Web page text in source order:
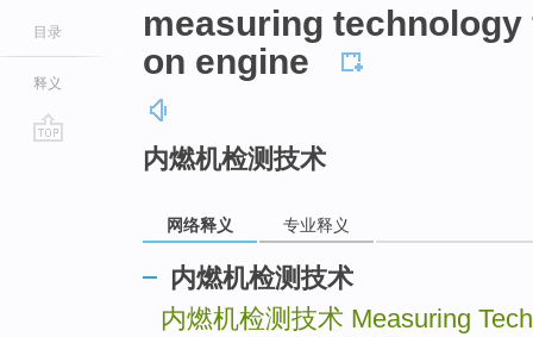
目录
释义
measuring
on engine
内燃机检测技术
网络释义 专业释义
内燃机检测技术
内燃机检测技术 Measuring